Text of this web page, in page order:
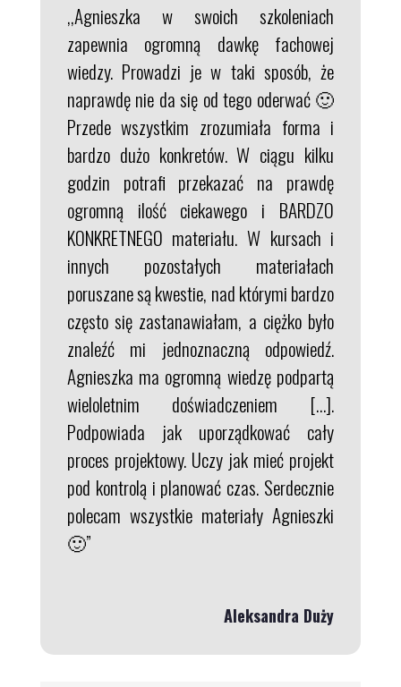
,,Agnieszka w swoich szkoleniach
zapewnia ogromną dawkę fachowej
wiedzy. Prowadzi je w taki sposób, że
naprawdę nie da się od tego oderwać 🙂
Przede wszystkim zrozumiała forma i
bardzo dużo konkretów. W ciągu kilku
godzin potrafi przekazać na prawdę
ogromną ilość ciekawego i BARDZO
KONKRETNEGO materiału. W kursach i
innych pozostałych materiałach
poruszane są kwestie, nad którymi bardzo
często się zastanawiałam, a ciężko było
znaleźć mi jednoznaczną odpowiedź.
Agnieszka ma ogromną wiedzę podpartą
wieloletnim doświadczeniem […].
Podpowiada jak uporządkować cały
proces projektowy. Uczy jak mieć projekt
pod kontrolą i planować czas. Serdecznie
polecam wszystkie materiały Agnieszki
🙂”
Aleksandra Duży